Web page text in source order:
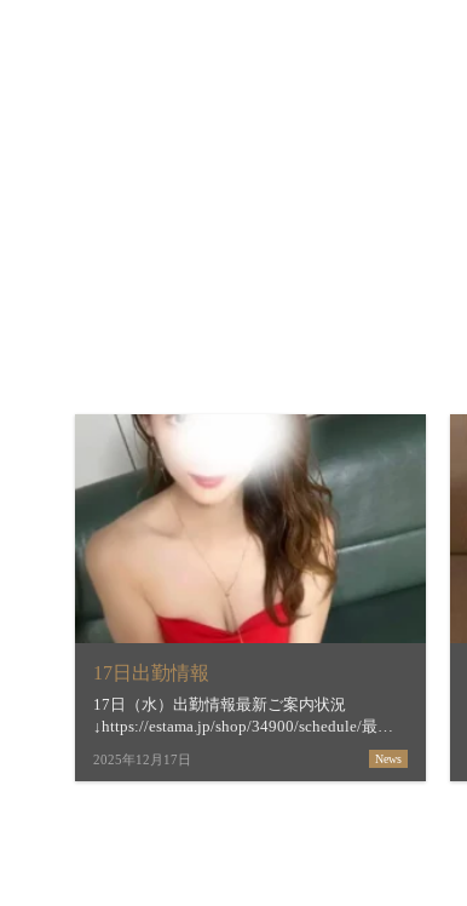
17日出勤情報
17日（水）出勤情報最新ご案内状況
↓https://estama.jp/shop/34900/schedule/最短
ご案内時間＆お店からの新着メッセージ
↓https://estama.jp/shop/34900/【すすき […]
2025年12月17日 News